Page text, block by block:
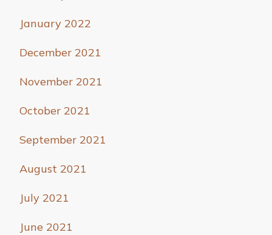
January 2022
December 2021
November 2021
October 2021
September 2021
August 2021
July 2021
June 2021